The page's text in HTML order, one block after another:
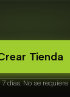
Tienda
días. No se